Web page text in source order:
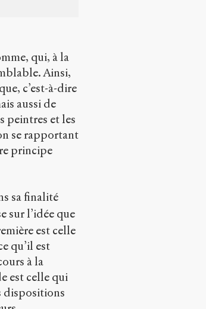
qui, à la
Ainsi,
c’est-à-dire
aussi de
peintres et les
se rapportant
principe
sa finalité
sur l’idée que
est celle
qu’il est
à la
est celle qui
dispositions